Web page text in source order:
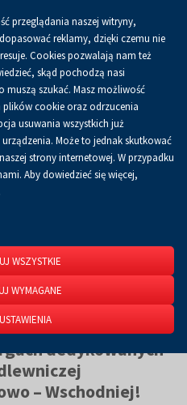
w Targach Kielce -
branży
Wschodniej!
branży odlewniczej. Dołącz do
przemysłu z przyszłością
i weź udział w
dedykowanych
– Wschodniej!
przeglądania naszej witryny,
reklamy, dzięki czemu nie
Cookies pozwalają nam też
skąd pochodzą nasi
szukać. Masz możliwość
cookie oraz odrzucenia
usuwania wszystkich już
Może to jednak skutkować
strony internetowej. W przypadku
Aby dowiedzieć się więcej,
WSZYSTKIE
WYMAGANE